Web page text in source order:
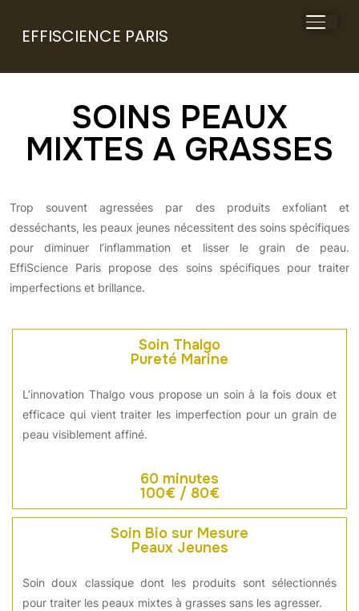
EFFISCIENCE PARIS
SOINS PEAUX
MIXTES A GRASSES
Trop souvent agressées par des produits exfoliant et
desséchants, les peaux jeunes nécessitent des soins spécifiques
pour diminuer l’inflammation et lisser le grain de peau.
EffiScience Paris propose des soins spécifiques pour traiter
imperfections et brillance.
Soin Thalgo
Pureté Marine
L’innovation Thalgo vous propose un soin à la fois doux et
efficace qui vient traiter les imperfection pour un grain de
peau visiblement affiné.
60 minutes
100€ / 80€
Soin Bio sur Mesure
Peaux Jeunes
Soin doux classique dont les produits sont sélectionnés
pour traiter les peaux mixtes à grasses sans les agresser.